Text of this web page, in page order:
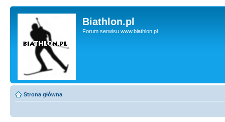
Biathlon.pl
Forum serwisu www.biathlon.pl
Strona główna